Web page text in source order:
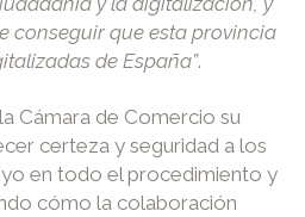
conseguir que esta provincia
de España”.
Cámara de Comercio su
certeza y seguridad a los
en todo el procedimiento y
cómo la colaboración